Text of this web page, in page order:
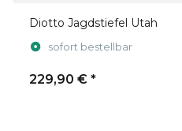
Diotto Jagdstiefel Utah
sofort bestellbar
229,90 € *